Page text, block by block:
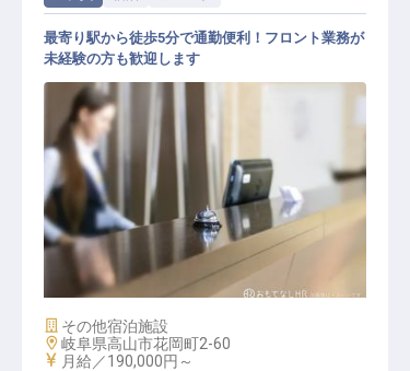
フロント
最寄り駅から徒歩5分で通勤便利！フロント業務が
未経験の方も歓迎します
施設業態
その他宿泊施設
勤務地
岐阜県高山市花岡町2-60
給与
月給／190,000円～